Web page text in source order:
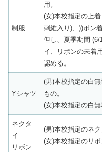
制服
用。
(女)本校指定の上
刺維入り)、))ボン着
但し、夏季期間
イ、リボンの未着
認める。
Yシャツ
(男)本校指定の白
もの。
(女)本校指定の白
ネクタ
イ
リボン
(男)本校指定のネク
(女)本校指定のリボ